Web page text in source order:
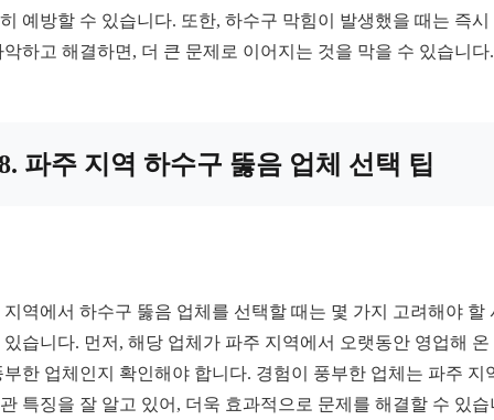
예방할 수 있습니다. 또한, 하수구 막힘이 발생했을 때는 즉시
악하고 해결하면, 더 큰 문제로 이어지는 것을 막을 수 있습니다.
파주 지역 하수구 뚫음 업체 선택 팁
지역에서 하수구 뚫음 업체를 선택할 때는 몇 가지 고려해야 할
있습니다. 먼저, 해당 업체가 파주 지역에서 오랫동안 영업해 온
부한 업체인지 확인해야 합니다. 경험이 풍부한 업체는 파주 지
특징을 잘 알고 있어, 더욱 효과적으로 문제를 해결할 수 있습